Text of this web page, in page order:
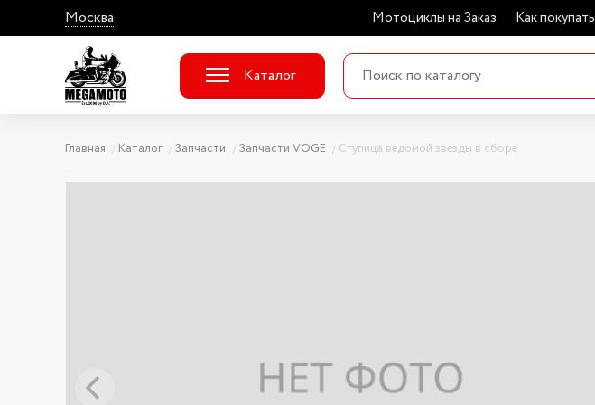
Москва Мотоциклы на Заказ Как покупать
Каталог
Главная Каталог Запчасти Запчасти VOGE Ступица ведомой звезды в сборе